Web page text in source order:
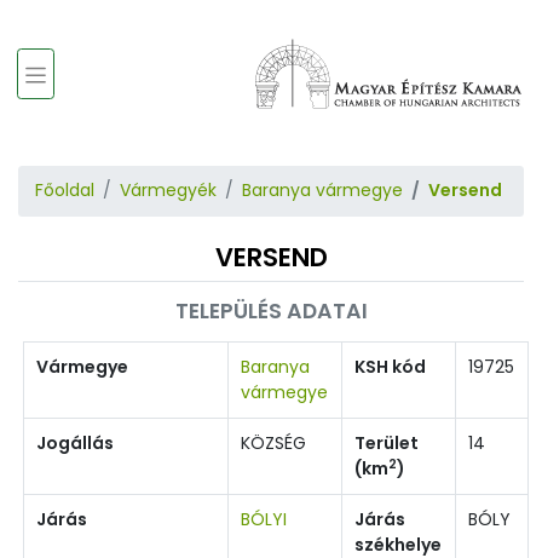
Főoldal Vármegyék Baranya vármegye Versend
VERSEND
TELEPÜLÉS ADATAI
Vármegye
Baranya
vármegye
KSH kód 19725
Jogállás KÖZSÉG
Terület
(km2)
14
Járás BÓLYI
Járás
székhelye
BÓLY